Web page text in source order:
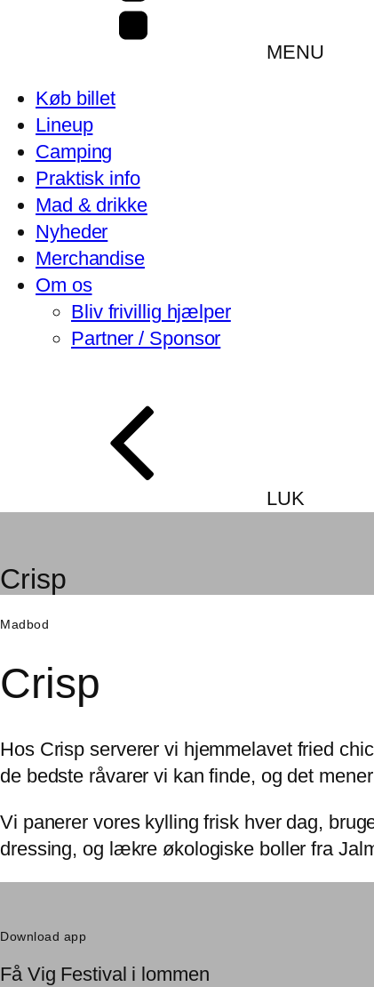
MENU
Køb billet
Lineup
Camping
Praktisk info
Mad & drikke
Nyheder
Merchandise
Om os
Bliv frivillig hjælper
Partner / Sponsor
LUK
Crisp
Madbod
Crisp
Hos Crisp serverer vi hjemmelavet fried
de bedste råvarer vi kan finde, og det
Vi panerer vores kylling frisk hver dag,
dressing, og lækre økologiske boller fra
Download app
Få Vig Festival i lommen